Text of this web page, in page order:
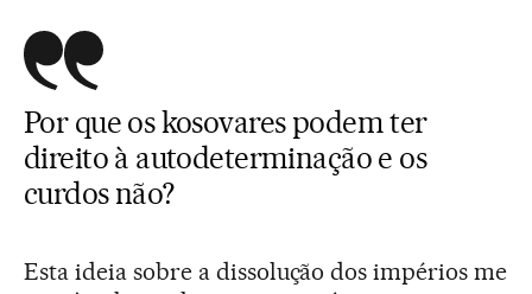
Por que os kosovares podem ter
direito à autodeterminação e os
curdos não?
Esta ideia sobre a dissolução dos impérios me